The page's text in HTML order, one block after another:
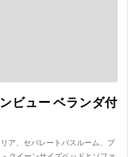
ビュー ベランダ付
ア、セパレートバスルーム、プ